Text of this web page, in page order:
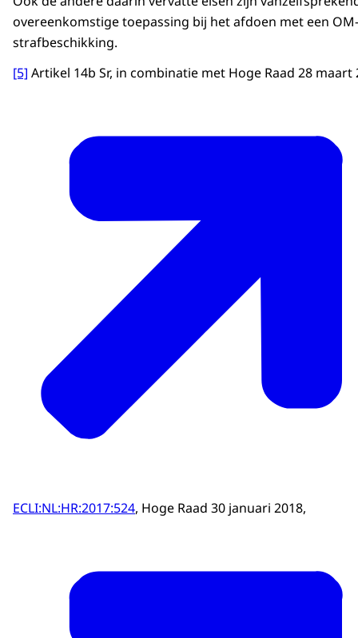
overeenkomstige toepassing bij het afdoen met een OM-
strafbeschikking.
[5] Artikel 14b Sr, in combinatie met Hoge Raad 28 maart
ECLI:NL:HR:2017:524, Hoge Raad 30 januari 2018,